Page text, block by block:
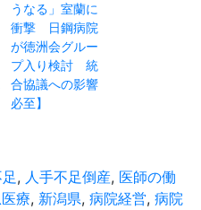
うなる」室蘭に
衝撃 日鋼病院
が徳洲会グルー
プ入り検討 統
合協議への影響
必至】
, 人手不足倒産, 医師の働
療, 新潟県, 病院経営, 病院